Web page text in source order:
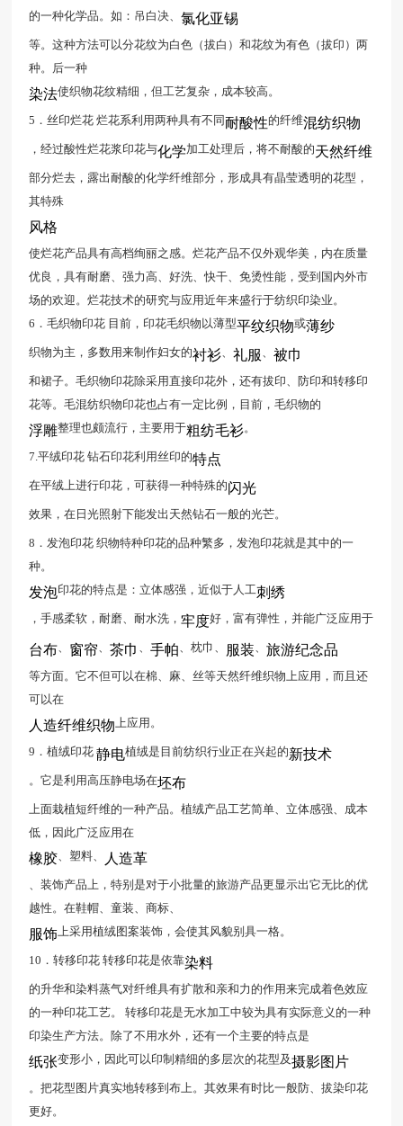
的一种化学品。如：吊白决、 氯化亚锡
等。这种方法可以分花纹为白色（拔白）和花纹为有色（拔印）两
种。后一种
染法使织物花纹精细，但工艺复杂，成本较高。
5．丝印烂花 烂花系利用两种具有不同耐酸性的纤维混纺织物
，经过酸性烂花浆印花与化学加工处理后，将不耐酸的天然纤维
部分烂去，露出耐酸的化学纤维部分，形成具有晶莹透明的花型，
其特殊
风格
使烂花产品具有高档绚丽之感。烂花产品不仅外观华美，内在质量
优良，具有耐磨、强力高、好洗、快干、免烫性能，受到国内外市
场的欢迎。烂花技术的研究与应用近年来盛行于纺织印染业。
6．毛织物印花 目前，印花毛织物以薄型平纹织物或薄纱
织物为主，多数用来制作妇女的衬衫 礼服 被巾
和裙子。毛织物印花除采用直接印花外，还有拔印、防印和转移印
花等。毛混纺织物印花也占有一定比例，目前，毛织物的
浮雕整理也颇流行，主要用于粗纺毛衫。
7.平绒印花 钻石印花利用丝印的特点
在平绒上进行印花，可获得一种特殊的闪光
效果，在日光照射下能发出天然钻石一般的光芒。
8．发泡印花 织物特种印花的品种繁多，发泡印花就是其中的一
种。
发泡印花的特点是：立体感强，近似于人工刺绣
，手感柔软，耐磨、耐水洗， 牢度好，富有弹性，并能广泛应用于
台布、 窗帘 茶巾 手帕 、枕巾、 服装 旅游纪念品
等方面。它不但可以在棉、麻、丝等天然纤维织物上应用，而且还
可以在
人造纤维织物 上应用。
9．植绒印花 静电植绒是目前纺织行业正在兴起的新技术
。它是利用高压静电场在坯布
上面栽植短纤维的一种产品。植绒产品工艺简单、立体感强、成本
低，因此广泛应用在
橡胶、塑料、 人造革
、装饰产品上，特别是对于小批量的旅游产品更显示出它无比的优
越性。在鞋帽、童装、商标、
服饰上采用植绒图案装饰，会使其风貌别具一格。
10．转移印花 转移印花是依靠染料
的升华和染料蒸气对纤维具有扩散和亲和力的作用来完成着色效应
的一种印花工艺。 转移印花是无水加工中较为具有实际意义的一种
印染生产方法。除了不用水外，还有一个主要的特点是
纸张变形小，因此可以印制精细的多层次的花型及摄影图片
。把花型图片真实地转移到布上。其效果有时比一般防、拔染印花
更好。